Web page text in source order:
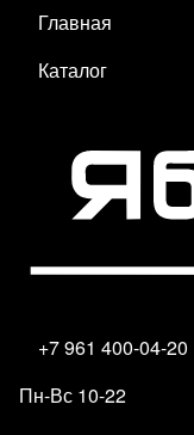
Главная
Каталог
+7 961 400-04-20
Пн-Вс 10-22